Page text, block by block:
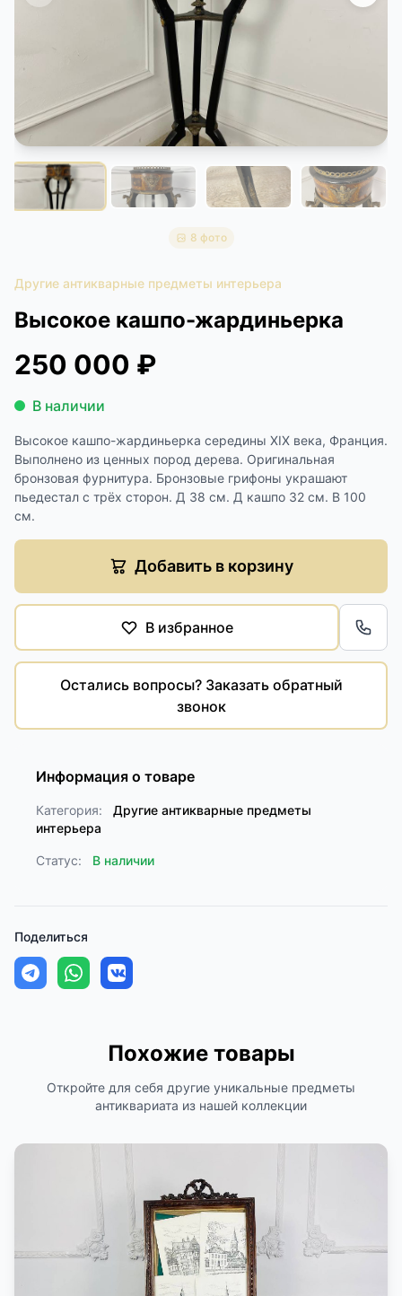
ДОСТАВКА И ОПЛАТА
8 фото
Другие антикварные предметы интерьера
Высокое кашпо-жардиньерка
250 000 ₽
В наличии
Высокое кашпо-жардиньерка середины XIX века, Франция.
Выполнено из ценных пород дерева. Оригинальная
бронзовая фурнитура. Бронзовые грифоны украшают
пьедестал с трёх сторон. Д 38 см. Д кашпо 32 см. В 100
см.
Добавить в корзину
В избранное
Остались вопросы? Заказать обратный
звонок
Информация о товаре
Категория:
Другие антикварные предметы
интерьера
Статус: В наличии
Поделиться
Похожие товары
Откройте для себя другие уникальные предметы
антиквариата из нашей коллекции